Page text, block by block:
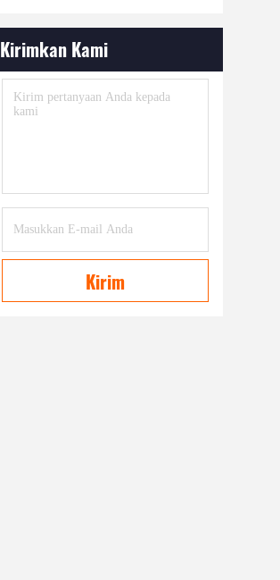
Kirimkan Kami
Kirim